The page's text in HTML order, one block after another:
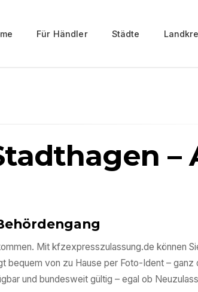
Für Händler Städte
–
Mit kfzexpresszulassung.de können
bequem von zu Hause per Foto-Ident – ganz
und bundesweit gültig – egal ob